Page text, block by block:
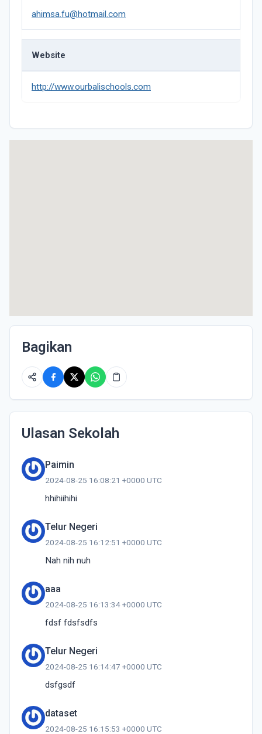
ahimsa.fu@hotmail.com
Website
http://www.ourbalischools.com
Bagikan
Ulasan Sekolah
Paimin
2024-08-25 16:08:21 +0000 UTC
hhihiihihi
Telur Negeri
2024-08-25 16:12:51 +0000 UTC
Nah nih nuh
aaa
2024-08-25 16:13:34 +0000 UTC
fdsf fdsfsdfs
Telur Negeri
2024-08-25 16:14:47 +0000 UTC
dsfgsdf
dataset
2024-08-25 16:15:53 +0000 UTC